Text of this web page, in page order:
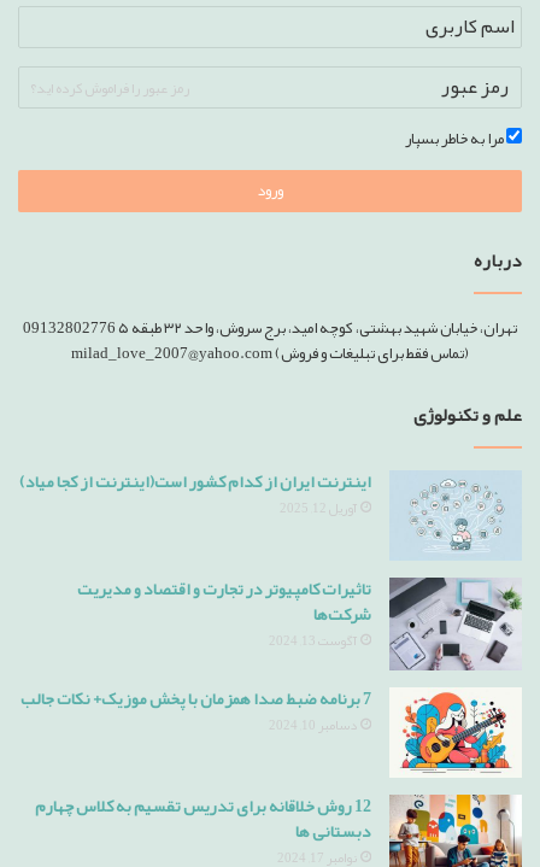
رمز عبور را فراموش کرده اید؟
مرا به خاطر بسپار
ورود
درباره
تهران، خیابان شهید بهشتی، کوچه امید، برج سروش، واحد ۳۲ طبقه ۵ 09132802776
(تماس فقط برای تبلیغات و فروش) milad_love_2007@yahoo.com
علم و تکنولوژی
اینترنت ایران از کدام کشور است(اینترنت از کجا میاد)
آوریل 12, 2025
تاثیرات کامپیوتر در تجارت و اقتصاد و مدیریت
شرکت‌ها
آگوست 13, 2024
7 برنامه ضبط صدا همزمان با پخش موزیک+ نکات جالب
دسامبر 10, 2024
12 روش خلاقانه برای تدریس تقسیم به کلاس چهارم
دبستانی ها
نوامبر 17, 2024